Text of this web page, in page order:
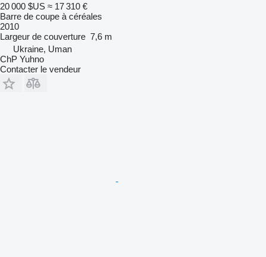
20 000 $US ≈ 17 310 €
Barre de coupe à céréales
2010
Largeur de couverture 7,6 m
Ukraine, Uman
ChP Yuhno
Contacter le vendeur